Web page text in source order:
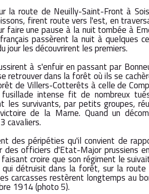
la route de Neuilly-Saint-Front à
firent route vers l'est, en
une pause à la nuit tombée à
passèrent la nuit à quelques
jour les découvrirent les premiers.
à s'enfuir en passant par
retrouver dans la forêt où ils se
de Villers-Cotterêts à celle de
intense fit de nombreux
les survivants, par petits groupes,
de la Marne. Quand un
cavaliers.
des péripéties qu'il convient de
officiers d'Etat-Major prussiens
croire que son régiment le
détruisit dans la forêt, sur la
carcasses restèrent longtemps au
1914 (photo 5).